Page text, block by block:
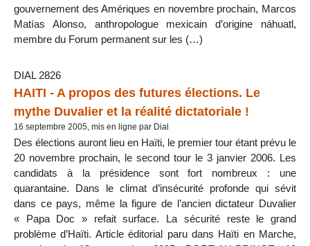
gouvernement des Amériques en novembre prochain, Marcos
Matías Alonso, anthropologue mexicain d’origine náhuatl,
membre du Forum permanent sur les (…)
DIAL 2826
HAITI - A propos des futures élections. Le
mythe Duvalier et la réalité dictatoriale !
16 septembre 2005, mis en ligne par Dial
Des élections auront lieu en Haïti, le premier tour étant prévu le
20 novembre prochain, le second tour le 3 janvier 2006. Les
candidats à la présidence sont fort nombreux : une
quarantaine. Dans le climat d’insécurité profonde qui sévit
dans ce pays, même la figure de l’ancien dictateur Duvalier
« Papa Doc » refait surface. La sécurité reste le grand
problème d’Haïti. Article éditorial paru dans Haïti en Marche,